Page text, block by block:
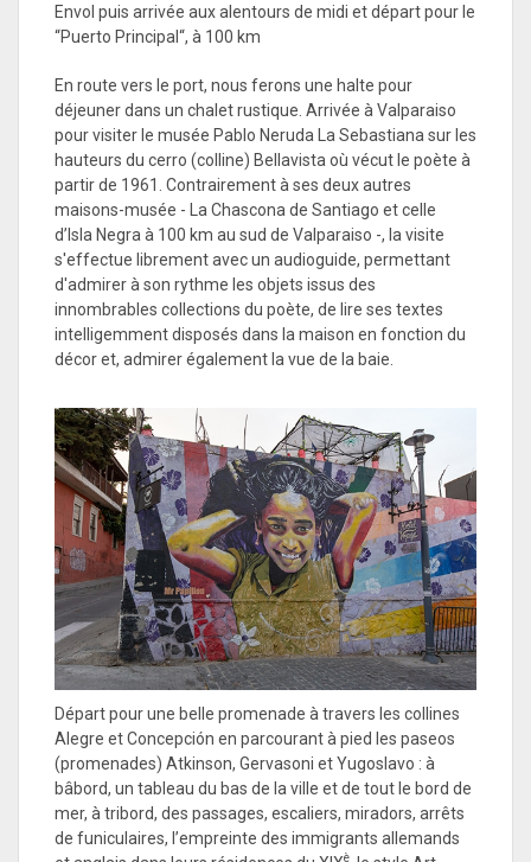
Envol puis arrivée aux alentours de midi et départ pour le
“Puerto Principal“, à 100 km
En route vers le port, nous ferons une halte pour
déjeuner dans un chalet rustique. Arrivée à Valparaiso
pour visiter le musée Pablo Neruda La Sebastiana sur les
hauteurs du cerro (colline) Bellavista où vécut le poète à
partir de 1961. Contrairement à ses deux autres
maisons-musée - La Chascona de Santiago et celle
d’Isla Negra à 100 km au sud de Valparaiso -, la visite
s'effectue librement avec un audioguide, permettant
d'admirer à son rythme les objets issus des
innombrables collections du poète, de lire ses textes
intelligemment disposés dans la maison en fonction du
décor et, admirer également la vue de la baie.
Départ pour une belle promenade à travers les collines
Alegre et Concepción en parcourant à pied les paseos
(promenades) Atkinson, Gervasoni et Yugoslavo : à
bâbord, un tableau du bas de la ville et de tout le bord de
mer, à tribord, des passages, escaliers, miradors, arrêts
de funiculaires, l’empreinte des immigrants allemands
è